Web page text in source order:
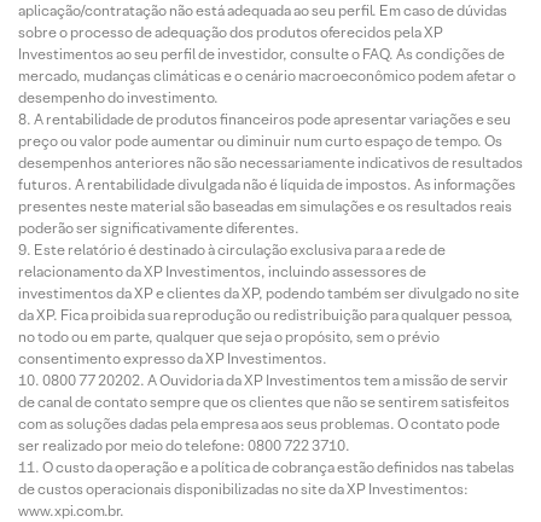
aplicação/contratação não está adequada ao seu perfil. Em caso de dúvidas
sobre o processo de adequação dos produtos oferecidos pela XP
Investimentos ao seu perfil de investidor, consulte o FAQ. As condições de
mercado, mudanças climáticas e o cenário macroeconômico podem afetar o
desempenho do investimento.
A rentabilidade de produtos financeiros pode apresentar variações e seu
preço ou valor pode aumentar ou diminuir num curto espaço de tempo. Os
desempenhos anteriores não são necessariamente indicativos de resultados
futuros. A rentabilidade divulgada não é líquida de impostos. As informações
presentes neste material são baseadas em simulações e os resultados reais
poderão ser significativamente diferentes.
Este relatório é destinado à circulação exclusiva para a rede de
relacionamento da XP Investimentos, incluindo assessores de
investimentos da XP e clientes da XP, podendo também ser divulgado no site
da XP. Fica proibida sua reprodução ou redistribuição para qualquer pessoa,
no todo ou em parte, qualquer que seja o propósito, sem o prévio
consentimento expresso da XP Investimentos.
0800 77 20202. A Ouvidoria da XP Investimentos tem a missão de servir
de canal de contato sempre que os clientes que não se sentirem satisfeitos
com as soluções dadas pela empresa aos seus problemas. O contato pode
ser realizado por meio do telefone: 0800 722 3710.
O custo da operação e a política de cobrança estão definidos nas tabelas
de custos operacionais disponibilizadas no site da XP Investimentos:
www.xpi.com.br.